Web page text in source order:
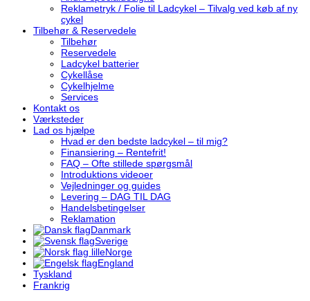
Reklametryk / Folie til Ladcykel – Tilvalg ved køb af ny
cykel
Tilbehør & Reservedele
Tilbehør
Reservedele
Ladcykel batterier
Cykellåse
Cykelhjelme
Services
Kontakt os
Værksteder
Lad os hjælpe
Hvad er den bedste ladcykel – til mig?
Finansiering – Rentefrit!
FAQ – Ofte stillede spørgsmål
Introduktions videoer
Vejledninger og guides
Levering – DAG TIL DAG
Handelsbetingelser
Reklamation
Danmark
Sverige
Norge
England
Tyskland
Frankrig